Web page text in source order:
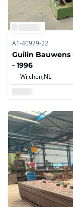
A1-40979-22
Guilin Bauwens
- 1996
Wijchen,NL